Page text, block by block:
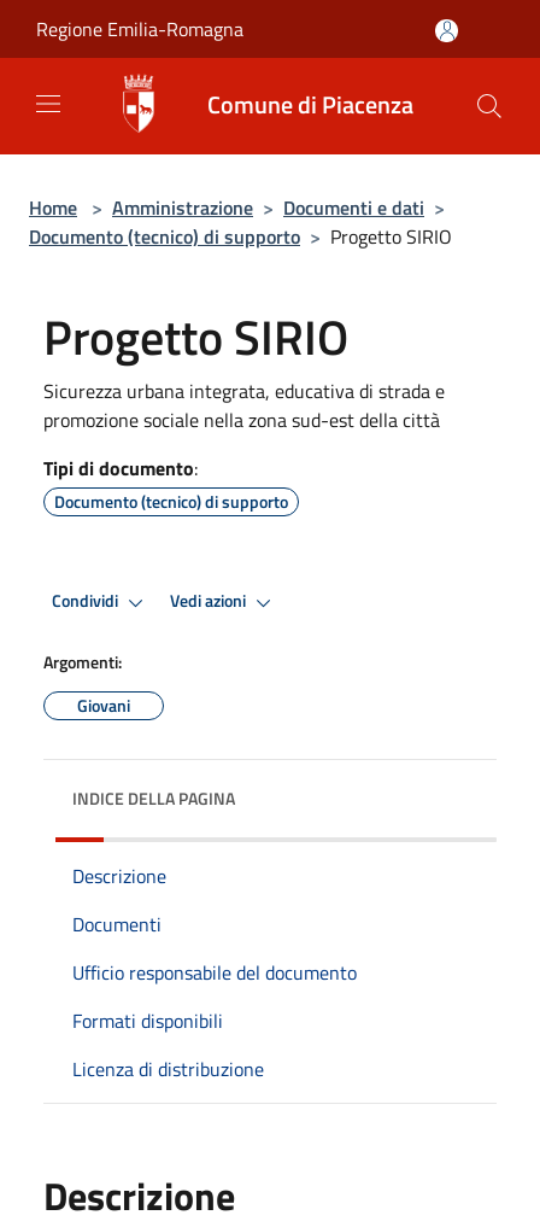
Regione Emilia-Romagna
Comune di Piacenza
Home > Amministrazione > Documenti e dati >
Documento (tecnico) di supporto > Progetto SIRIO
Progetto SIRIO
Sicurezza urbana integrata, educativa di strada e
promozione sociale nella zona sud-est della città
Tipi di documento:
Documento (tecnico) di supporto
Condividi Vedi azioni
Argomenti:
Giovani
INDICE DELLA PAGINA
Descrizione
Documenti
Ufficio responsabile del documento
Formati disponibili
Licenza di distribuzione
Descrizione